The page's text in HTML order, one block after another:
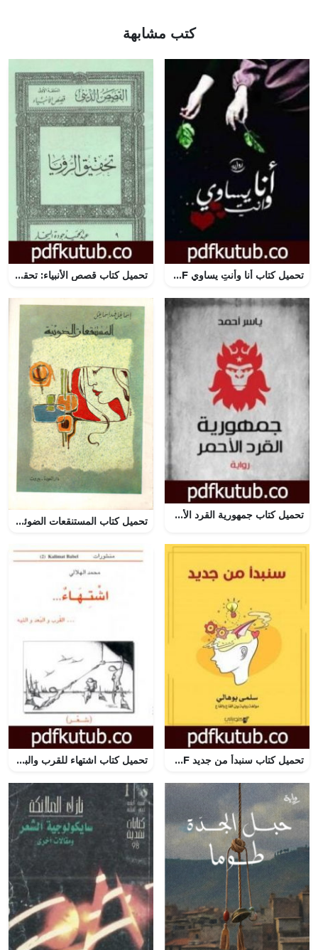
كتب مشابهة
تحميل كتاب أنا وأنتِ يساوي PDF تأليف سارة محمد سيف مجانا [كامل] تحميل كتاب قصص الأنبياء: تحقيق الرؤيا PDF تأليف عبد الحميد جودة السحار مجانا [كامل]
تحميل كتاب جمهورية القرد الأحمر PDF تأليف ياسر أحمد مجانا [كامل] تحميل كتاب المستنقعات الضوئية لإسماعيل فهد إسماعيل بصيغة PDF مجانا
تحميل كتاب سنبدأ من جديد PDF تأليف سلمى بوهالي مجانا [كامل] تحميل كتاب اشتهاء للقرب والبعد والتيه PDF تأليف محمد الهلالي مجانا [كامل]